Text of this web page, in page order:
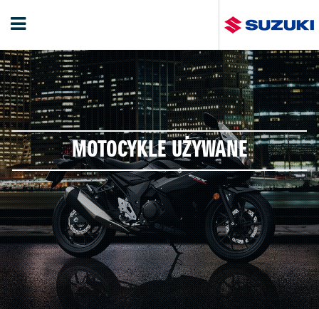
MOTOCYKLE UŻYWANE